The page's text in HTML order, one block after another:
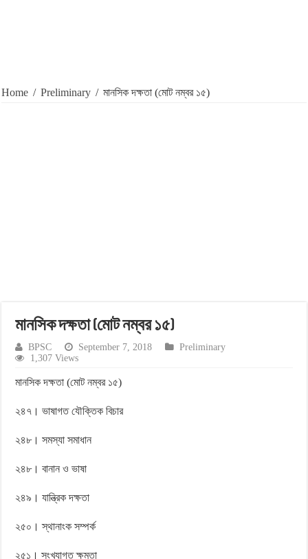
Home / Preliminary / মানসিক দক্ষতা (মোট নম্বর ১৫)
মানসিক দক্ষতা (মোট নম্বর ১৫)
BPSC September 7, 2018
Preliminary
1,307 Views
মানসিক দক্ষতা (মোট নম্বর ১৫)
২৪৭। ভাষাগত যৌক্তিক বিচার
২৪৮। সমস্যা সমাধান
২৪৮। বানান ও ভাষা
২৪৯। যান্ত্রিক দক্ষতা
২৫০। স্থানাংক সম্পর্ক
২৫১। সংখ্যাগত ক্ষমতা